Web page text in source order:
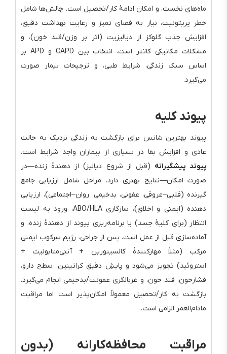
ماه‌های نخست، و امکان ادامهٔ کار/تحصیل است. چالش‌ها شامل
خطر پریتونیت، نیاز به فضای تمیز و رعایت بهداشت دقیق،
افزایش جذب گلوکز از دیالیزیت (اثر بر وزن/قند خون)، و
مشکلات مکانیکی کاتتر است. انتخاب بین CAPD و APD بر
اساس سبک زندگی، شرایط طبی، و ترجیحات بیمار صورت
می‌گیرد.
پیوند کلیه
پیوند بهترین شانس برای بازگشت به زندگی نزدیک به حالت
عادی و افزایش بقا در بسیاری از بیماران واجد شرایط است.
پیوند پیشگیرانه (قبل از شروع دیالیز) از دهندهٔ زنده—در
صورت امکان—نتایج بهتری دارد. مراحل شامل ارزیابی جامع
گیرنده (قلبی–عروقی، عفونی، بدخیمی، روان–اجتماعی)، ارزیابی
دهنده (ایمنی و اخلاق)، سازگاری ABO/HLA، ورود به لیست
انتظار (برای کلیهٔ جسد) یا برنامه‌ریزی پیوند از دهندهٔ زنده، و
آماده‌سازی قبل از عمل است. پس از جراحی، رژیم سرکوب ایمنی
مرکب (مثلاً مهارکنندهٔ کالسینورین + آنتی‌متابولیت +
استروئید) تجویز می‌شود و پایشِ دقیق کراتینین، سطح دارو،
فشارخون، قند خون، و غربالگری عفونت/بدخیمی انجام می‌گیرد.
بازگشت به کار/تحصیل معمولاً امکان‌پذیر است اما مراقبت
مادام‌العمر الزامی است.
مراقبت محافظه‌کارانه (بدون